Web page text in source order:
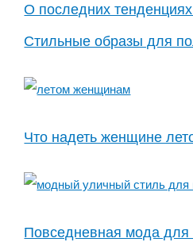
О последних
Стильные образы для
Что надеть женщине
Повседневная мода